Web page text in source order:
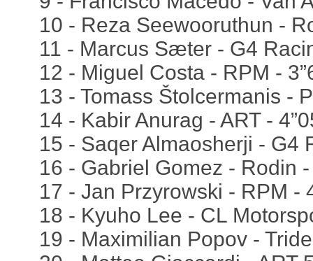
10 - Reza Seewooruthun -
11 - Marcus Sæter - G4
12 - Miguel Costa - RPM -
13 - Tomass Štolcermanis -
14 - Kabir Anurag - ART -
15 - Saqer Almaosherji - G4
16 - Gabriel Gomez - Rodin -
17 - Jan Przyrowski - RPM -
18 - Kyuho Lee - CL
19 - Maximilian Popov -